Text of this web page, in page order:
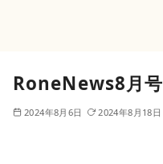
RoneNews8月号
2024年8月6日 2024年8月18日